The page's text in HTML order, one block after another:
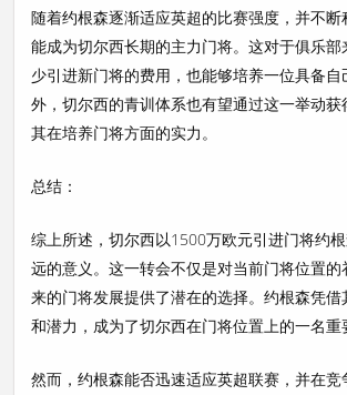
随着约根森逐渐适应英超的比赛强度，并不
能成为切尔西长期的主力门将。这对于俱乐
少引进新门将的费用，也能够培养一位具备
外，切尔西的青训体系也有望通过这一举动获
其在培养门将方面的实力。
总结：
综上所述，切尔西以1500万欧元引进门将约
远的意义。这一转会不仅是对当前门将位置
来的门将发展提供了潜在的选择。约根森凭借
和潜力，成为了切尔西在门将位置上的一名重
然而，约根森能否迅速适应英超联赛，并在